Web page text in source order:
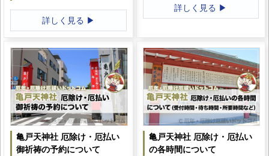
詳しく見る ▶
詳しく見る ▶
亀戸天神社 厄除け・厄払い
御祈祷の予約について
亀戸天神社 厄除け・厄払い
の各時間について